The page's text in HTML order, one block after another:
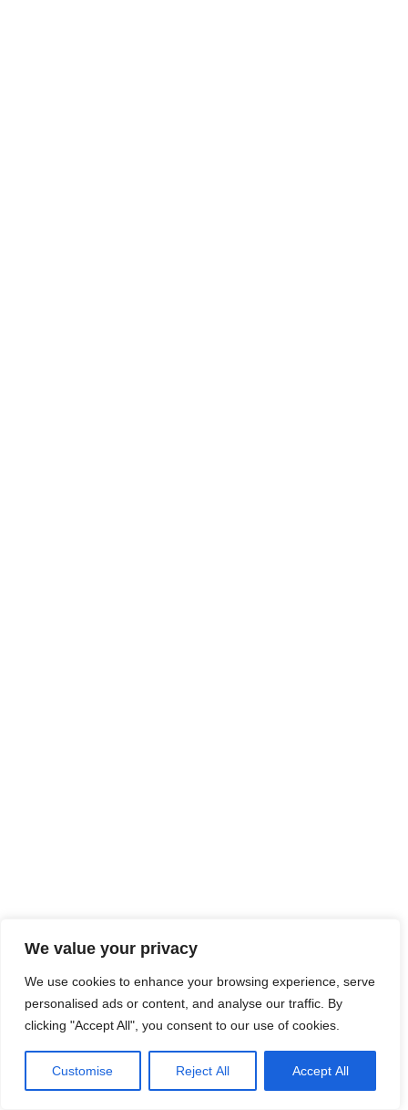
We value your privacy
We use cookies to enhance your browsing experience, serve
personalised ads or content, and analyse our traffic. By
clicking "Accept All", you consent to our use of cookies.
Customise Reject All Accept All